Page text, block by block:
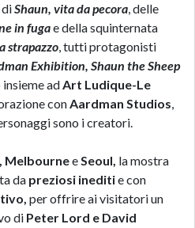
diShaun, vita da pecora, delle
in fugae della squinternata
strapazzo, tutti protagonisti
Exhibition, Shaun the Sheep
adArt Ludique-Le
conAardman Studios,
sono i creatori.
MelbourneeSeoul, la mostra
da preziosi ineditie con
per offrire ai visitatori un
di Peter Lord e David